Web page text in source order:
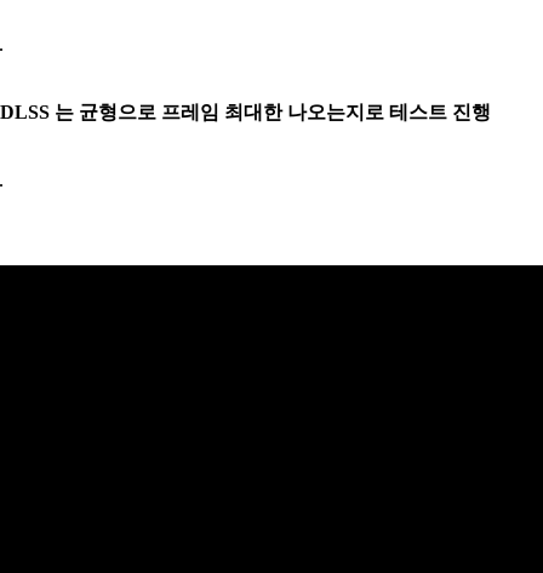
DLSS 는 균형으로 프레임 최대한 나오는지로 테스트 진행